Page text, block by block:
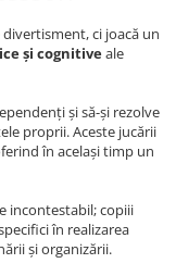
ci joacă un
și cognitiveale
și să-și rezolve
proprii. Aceste jucării
în același timp un
incontestabil; copiii
în realizarea
și organizării.